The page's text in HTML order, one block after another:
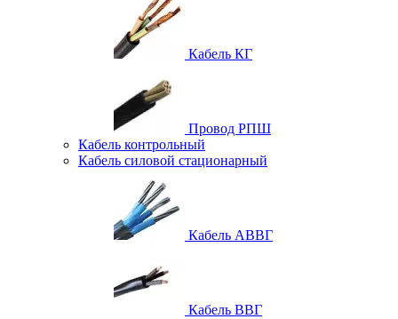
Кабель КГ
Провод РПШ
Кабель контрольный
Кабель силовой стационарный
Кабель АВВГ
Кабель ВВГ